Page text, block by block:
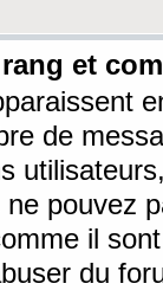
et
de
pouvez
il
du